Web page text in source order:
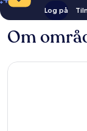
Log på
Om